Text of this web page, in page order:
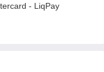
- LiqPay